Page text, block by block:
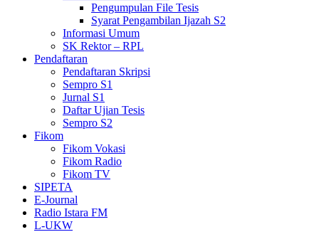
Pengumpulan File Tesis
Syarat Pengambilan Ijazah S2
Informasi Umum
SK Rektor – RPL
Pendaftaran
Pendaftaran Skripsi
Sempro S1
Jurnal S1
Daftar Ujian Tesis
Sempro S2
Fikom
Fikom Vokasi
Fikom Radio
Fikom TV
SIPETA
E-Journal
Radio Istara FM
L-UKW